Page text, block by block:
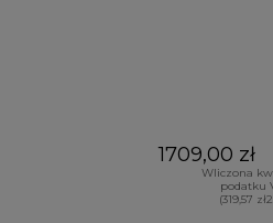
1709,00 zł
Wliczona
podatku
(319,57